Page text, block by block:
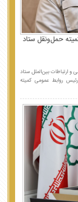
حمل‌ونقل ستاد
ارتباطات بین‌الملل ستاد
روابط عمومی کمیته